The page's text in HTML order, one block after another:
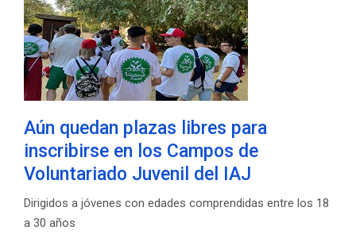
Aún quedan plazas libres para
inscribirse en los Campos de
Voluntariado Juvenil del IAJ
Dirigidos a jóvenes con edades comprendidas entre los 18
a 30 años